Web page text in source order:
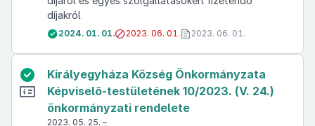
díjakról
2024. 01. 01. 2023. 06. 01. 2023. 06. 01.
Királyegyháza Község Önkormányzata
Képviselő-testületének 10/2023. (V. 24.)
önkormányzati rendelete
2023. 05. 25. –